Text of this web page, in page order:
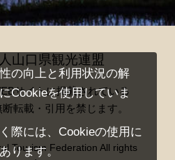
山口県観光連盟
サイトに掲載されている
転載・引用を禁じます。
Tourism Federation All rights
の向上と利用状況の解
Cookieを使用していま
際には、Cookieの使用に
ります。